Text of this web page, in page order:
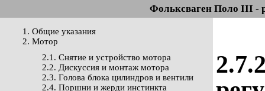
Фольксваген Поло III -
1. Общие указания
2. Мотор
2.1. Снятие и устройство мотора
2.2. Дискуссия и монтаж мотора
2.3. Голова блока цилиндров и вентили
2.4. Поршни и жерди инстинкта